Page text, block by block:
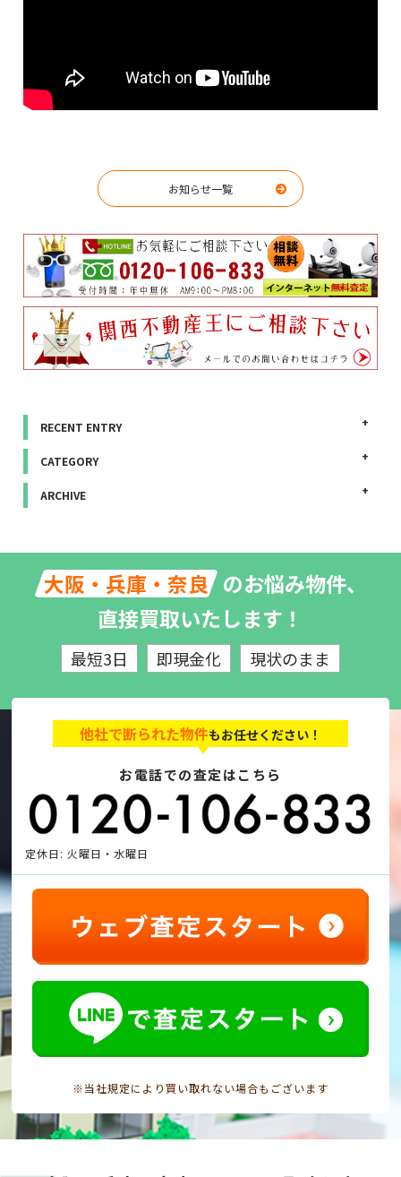
お知らせ一覧
RECENT ENTRY
CATEGORY
ARCHIVE
大阪・兵庫・奈良 のお悩み物件、
直接買取いたします！
最短3日 即現金化 現状のまま
他社で断られた物件もお任せください！
お電話での査定はこちら
定休日: 火曜日・水曜日
※当社規定により買い取れない場合もございます